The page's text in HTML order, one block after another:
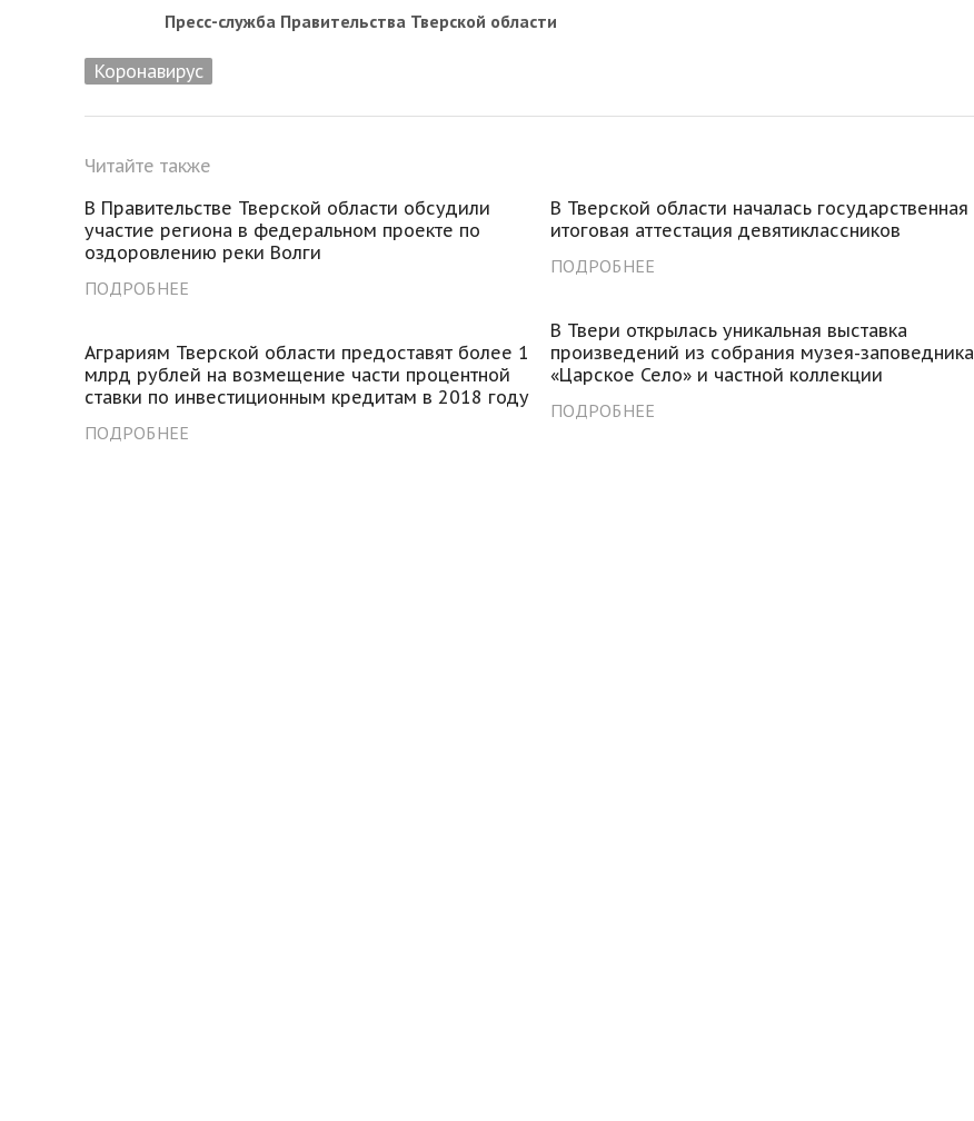
Пресс-служба Правительства Тверской области
Коронавирус
Читайте также
В Правительстве Тверской области обсудили
участие региона в федеральном проекте по
оздоровлению реки Волги
ПОДРОБНЕЕ
В Тверской области началась государственная
итоговая аттестация девятиклассников
ПОДРОБНЕЕ
В Твери открылась уникальная выставка
произведений из собрания музея-заповедника
«Царское Село» и частной коллекции
ПОДРОБНЕЕ
Аграриям Тверской области предоставят более 1
млрд рублей на возмещение части процентной
ставки по инвестиционным кредитам в 2018 году
ПОДРОБНЕЕ